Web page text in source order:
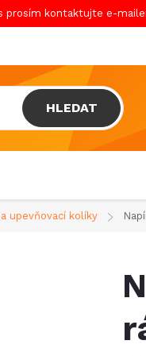
kontaktujte e-
HLEDAT
upevňovací kolíky